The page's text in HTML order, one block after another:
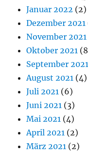
Januar 2022 (2)
Dezember 2021
November 2021
Oktober 2021
September 2021
August 2021 (4)
Juli 2021 (6)
Juni 2021 (3)
Mai 2021 (4)
April 2021 (2)
März 2021 (2)